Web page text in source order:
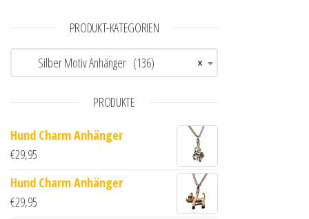
PRODUKT-KATEGORIEN
×
Silber Motiv Anhänger (136)
PRODUKTE
Hund Charm Anhänger
€29,95
Hund Charm Anhänger
€29,95